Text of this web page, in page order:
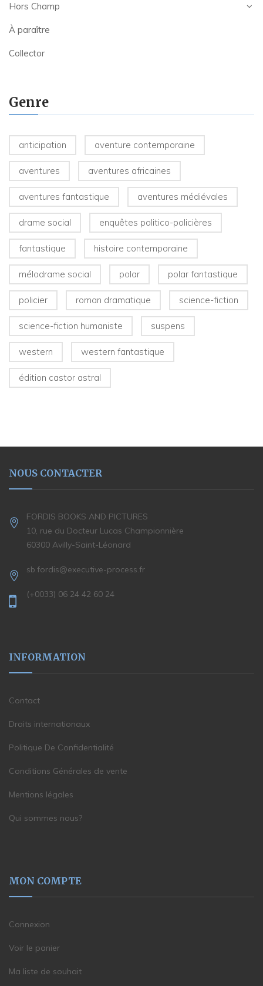
Hors Champ
À paraître
Collector
Genre
anticipation aventure contemporaine
aventures aventures africaines
aventures fantastique aventures médiévales
drame social enquêtes politico-policières
fantastique histoire contemporaine
mélodrame social polar polar fantastique
policier roman dramatique science-fiction
science-fiction humaniste suspens
western western fantastique
édition castor astral
NOUS CONTACTER
FORDIS BOOKS AND PICTURES
10, rue du Docteur Lucas Championnière
60300 Avilly-Saint-Léonard
sb.fordis@executive-process.fr
(+0033) 06 24 42 60 24
INFORMATION
Contact
Droits internationaux
Politique De Confidentialité
Conditions Générales de vente
Mentions légales
Qui sommes nous?
MON COMPTE
Connexion
Voir le panier
Ma liste de souhait